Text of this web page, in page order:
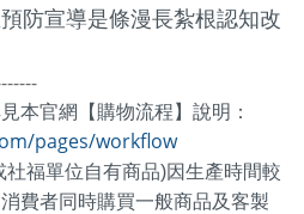
防宣導是條漫長紮根認知改
本官網【購物流程】說明：
pages/workflow
福單位自有商品)因生產時間較
費者同時購買一般商品及客製